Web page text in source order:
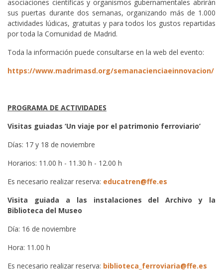
asociaciones científicas y organismos gubernamentales abrirán
sus puertas durante dos semanas, organizando más de 1.000
actividades lúdicas, gratuitas y para todos los gustos repartidas
por toda la Comunidad de Madrid.
Toda la información puede consultarse en la web del evento:
https://www.madrimasd.org/semanacienciaeinnovacion/
PROGRAMA DE ACTIVIDADES
Visitas guiadas ‘Un viaje por el patrimonio ferroviario’
Días: 17 y 18 de noviembre
Horarios: 11.00 h - 11.30 h - 12.00 h
Es necesario realizar reserva: educatren@ffe.es
Visita guiada a las instalaciones del Archivo y la
Biblioteca del Museo
Día: 16 de noviembre
Hora: 11.00 h
Es necesario realizar reserva: biblioteca_ferroviaria@ffe.es